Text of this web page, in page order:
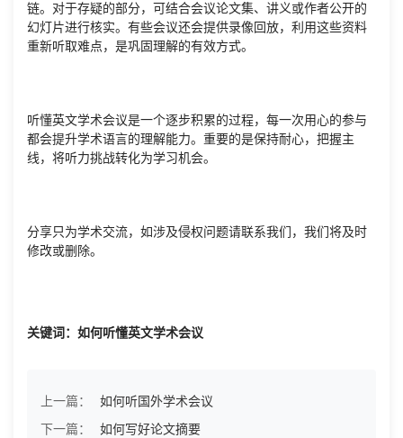
链。对于存疑的部分，可结合会议论文集、讲义或作者公开的
幻灯片进行核实。有些会议还会提供录像回放，利用这些资料
重新听取难点，是巩固理解的有效方式。
听懂英文学术会议是一个逐步积累的过程，每一次用心的参与
都会提升学术语言的理解能力。重要的是保持耐心，把握主
线，将听力挑战转化为学习机会。
分享只为学术交流，如涉及侵权问题请联系我们，我们将及时
修改或删除。
关键词：如何听懂英文学术会议
上一篇：
如何听国外学术会议
下一篇：
如何写好论文摘要